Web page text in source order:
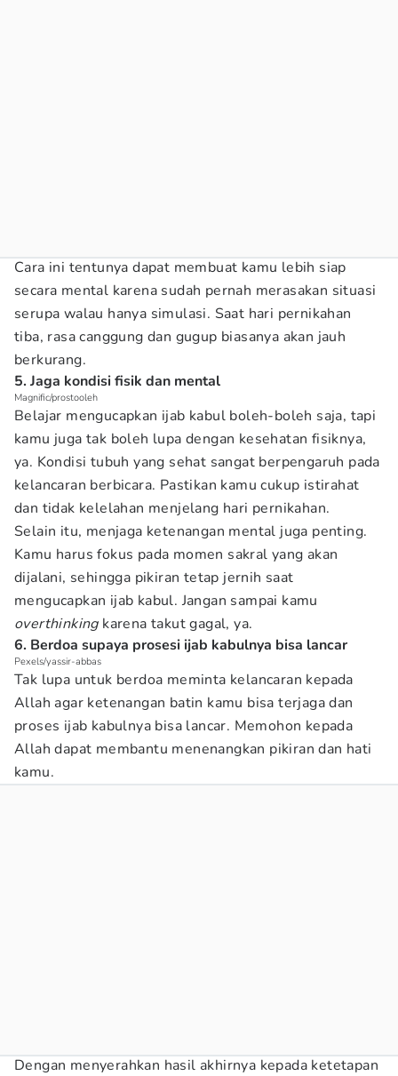
Cara ini tentunya dapat membuat kamu lebih siap
secara mental karena sudah pernah merasakan situasi
serupa walau hanya simulasi. Saat hari pernikahan
tiba, rasa canggung dan gugup biasanya akan jauh
berkurang.
5. Jaga kondisi fisik dan mental
Magnific/prostooleh
Belajar mengucapkan ijab kabul boleh-boleh saja, tapi
kamu juga tak boleh lupa dengan kesehatan fisiknya,
ya. Kondisi tubuh yang sehat sangat berpengaruh pada
kelancaran berbicara. Pastikan kamu cukup istirahat
dan tidak kelelahan menjelang hari pernikahan.
Selain itu, menjaga ketenangan mental juga penting.
Kamu harus fokus pada momen sakral yang akan
dijalani, sehingga pikiran tetap jernih saat
mengucapkan ijab kabul. Jangan sampai kamu
overthinkingkarena takut gagal, ya.
6. Berdoa supaya prosesi ijab kabulnya bisa lancar
Pexels/yassir-abbas
Tak lupa untuk berdoa meminta kelancaran kepada
Allah agar ketenangan batin kamu bisa terjaga dan
proses ijab kabulnya bisa lancar. Memohon kepada
Allah dapat membantu menenangkan pikiran dan hati
kamu.
Dengan menyerahkan hasil akhirnya kepada ketetapan